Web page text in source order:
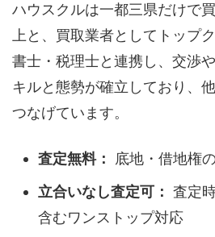
ハウスクルは一都三県だけで
上と、買取業者としてトップ
書士・税理士と連携し、交渉
キルと態勢が確立しており、
つなげています。
査定無料：
底地・借地権
立合いなし査定可： 査定
含むワンストップ対応